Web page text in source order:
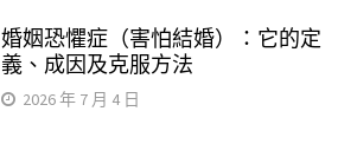
婚姻恐懼症（害怕結婚）：它的定
義、成因及克服方法
2026 年 7 月 4 日